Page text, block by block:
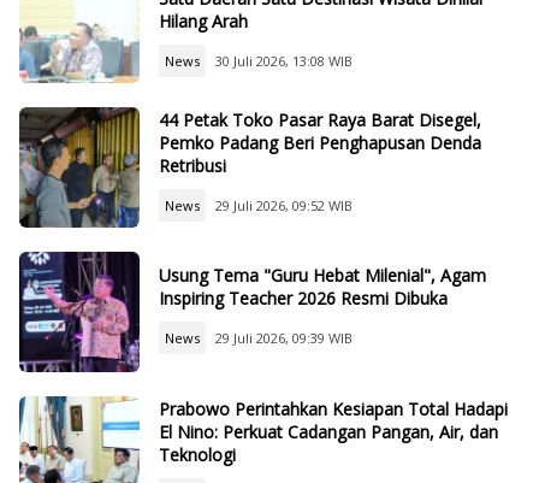
Hilang Arah
News 30 Juli 2026, 13:08 WIB
44 Petak Toko Pasar Raya Barat Disegel,
Pemko Padang Beri Penghapusan Denda
Retribusi
News 29 Juli 2026, 09:52 WIB
Usung Tema "Guru Hebat Milenial", Agam
Inspiring Teacher 2026 Resmi Dibuka
News 29 Juli 2026, 09:39 WIB
Prabowo Perintahkan Kesiapan Total Hadapi
El Nino: Perkuat Cadangan Pangan, Air, dan
Teknologi